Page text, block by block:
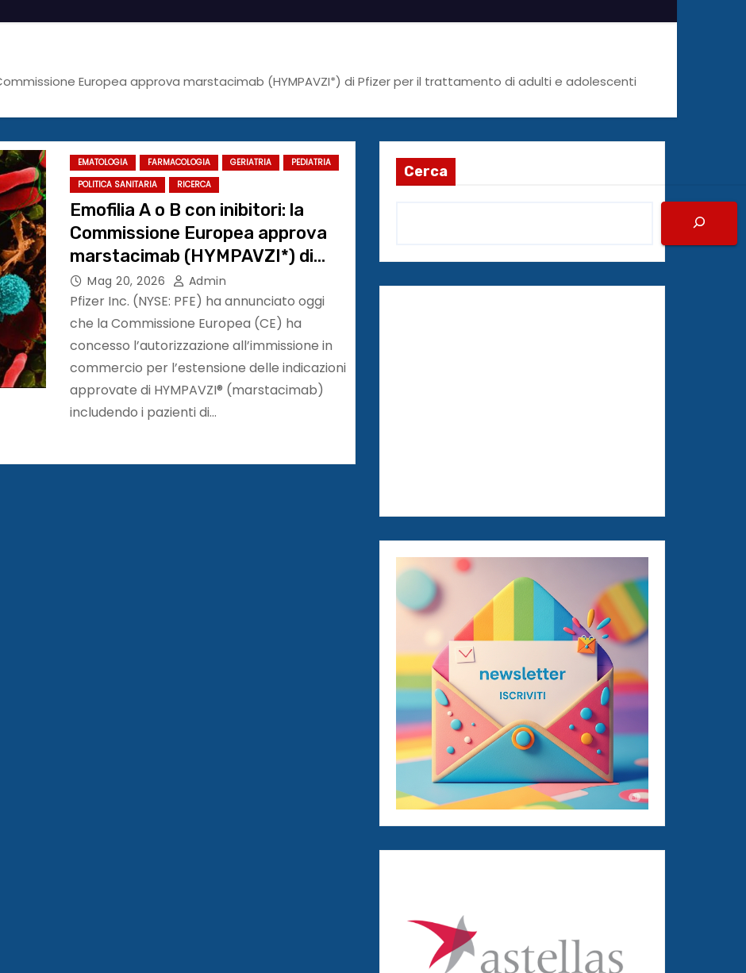
Europea approva marstacimab (HYMPAVZI*) di Pfizer per il trattamento di adulti e adolescenti
EMATOLOGIA FARMACOLOGIA GERIATRIA
PEDIATRIA
POLITICA SANITARIA
RICERCA
Emofilia A o B con inibitori: la
Commissione Europea approva
marstacimab (HYMPAVZI*) di
Pfizer per il trattamento di adulti
e adolescenti
Mag 20, 2026 Admin
Pfizer Inc. (NYSE: PFE) ha annunciato oggi
che la Commissione Europea (CE) ha
concesso l’autorizzazione all’immissione in
commercio per l’estensione delle indicazioni
approvate di HYMPAVZI® (marstacimab)
includendo i pazienti di…
Cerca